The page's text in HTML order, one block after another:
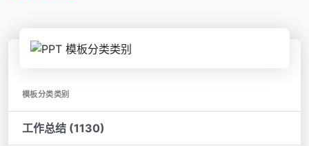
模板分类类别
工作总结 (1130)